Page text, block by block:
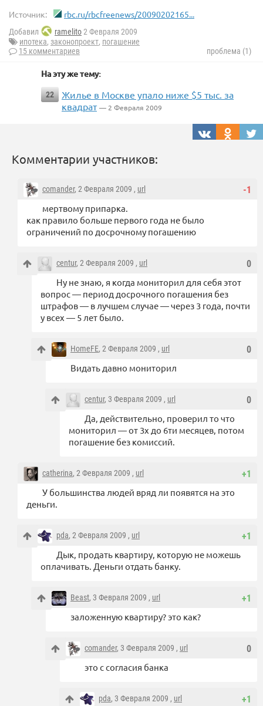
Источник: rbc.ru/rbcfreenews/20090202165...
Добавил ramelito2 Февраля 2009
ипотека, законопроект, погашение
15 комментариев
проблема (1)
На эту же тему:
22
Жилье в Москве упало ниже $5 тыс. за
квадрат — 2 Февраля 2009
Комментарии участников:
-1
comander, 2 Февраля 2009 , url
мертвому припарка.
как правило больше первого года не было
ограничений по досрочному погашению
0
centur, 2 Февраля 2009 , url
Ну не знаю, я когда мониторил для себя этот
вопрос — период досрочного погашения без
штрафов — в лучшем случае — через 3 года, почти
у всех — 5 лет было.
0
HomeFE, 2 Февраля 2009 , url
Видать давно мониторил
0
centur, 3 Февраля 2009 , url
Да, действительно, проверил то что
мониторил — от 3х до 6ти месяцев, потом
погашение без комиссий.
+1
catherina, 2 Февраля 2009 , url
У большинства людей вряд ли появятся на это
деньги.
+1
pda, 2 Февраля 2009 , url
Дык, продать квартиру, которую не можешь
оплачивать. Деньги отдать банку.
+1
Beast, 3 Февраля 2009 , url
заложенную квартиру? это как?
0
comander, 3 Февраля 2009 , url
это с согласия банка
+1
pda, 3 Февраля 2009 , url